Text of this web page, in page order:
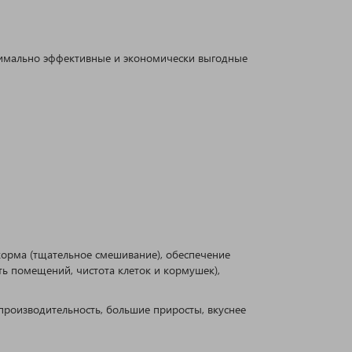
эффективные и экономически выгодные
(тщательное смешивание), обеспечение
помещений, чистота клеток и кормушек),
большие приросты, вкуснее